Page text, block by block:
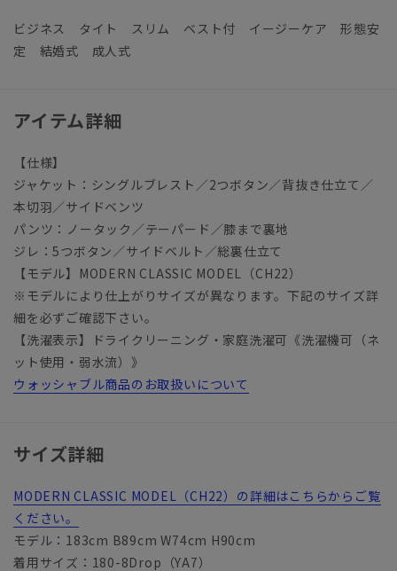
ビジネス タイト スリム ベスト付 イージーケア 形態安
定 結婚式 成人式
アイテム詳細
【仕様】
ジャケット：シングルブレスト／2つボタン／背抜き仕立て／
本切羽／サイドベンツ
パンツ：ノータック／テーパード／膝まで裏地
ジレ：5つボタン／サイドベルト／総裏仕立て
【モデル】MODERN CLASSIC MODEL（CH22）
※モデルにより仕上がりサイズが異なります。下記のサイズ詳
細を必ずご確認下さい。
【洗濯表示】ドライクリーニング・家庭洗濯可《洗濯機可（ネ
ット使用・弱水流）》
ウォッシャブル商品のお取扱いについて
サイズ詳細
MODERN CLASSIC MODEL（CH22）の詳細はこちらからご覧
ください。
モデル：183cm B89cm W74cm H90cm
着用サイズ：180-8Drop（YA7）